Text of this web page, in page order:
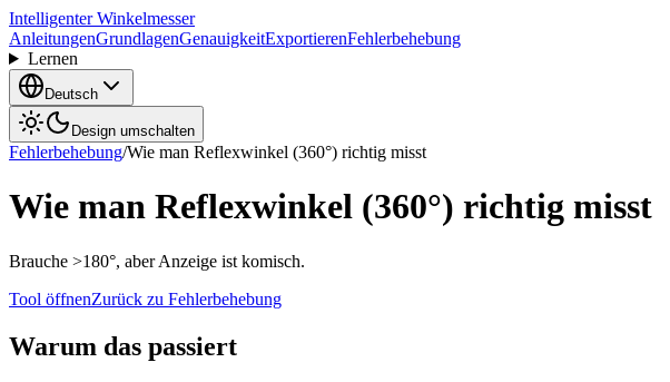
Intelligenter Winkelmesser
AnleitungenGrundlagenGenauigkeitExportierenFehlerbehebung
Lernen
Deutsch
Design umschalten
Fehlerbehebung/Wie man Reflexwinkel (360°) richtig misst
Wie man Reflexwinkel (360°) richtig misst
Brauche >180°, aber Anzeige ist komisch.
Tool öffnenZurück zu Fehlerbehebung
Warum das passiert